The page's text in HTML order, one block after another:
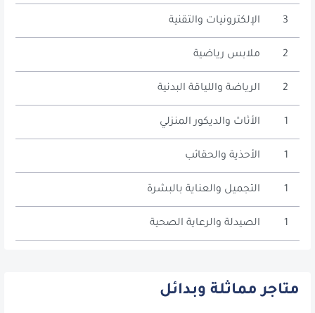
الإلكترونيات والتقنية 3
ملابس رياضية 2
الرياضة واللياقة البدنية 2
الأثاث والديكور المنزلي
الأحذية والحقائب
التجميل والعناية بالبشرة
الصيدلة والرعاية الصحية
متاجر مماثلة وبدائل